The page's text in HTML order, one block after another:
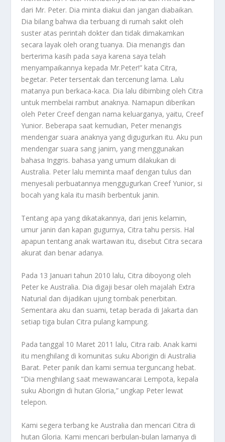
dari Mr. Peter. Dia minta diakui dan jangan diabaikan.
Dia bilang bahwa dia terbuang di rumah sakit oleh
suster atas perintah dokter dan tidak dimakamkan
secara layak oleh orang tuanya. Dia menangis dan
berterima kasih pada saya karena saya telah
menyampaikannya kepada Mr.Peter!” kata Citra,
begetar. Peter tersentak dan tercenung lama. Lalu
matanya pun berkaca-kaca. Dia lalu dibimbing oleh Citra
untuk membelai rambut anaknya. Namapun diberikan
oleh Peter Creef dengan nama keluarganya, yaitu, Creef
Yunior. Beberapa saat kemudian, Peter menangis
mendengar suara anaknya yang digugurkan itu. Aku pun
mendengar suara sang janim, yang menggunakan
bahasa Inggris. bahasa yang umum dilakukan di
Australia. Peter lalu meminta maaf dengan tulus dan
menyesali perbuatannya menggugurkan Creef Yunior, si
bocah yang kala itu masih berbentuk janin.
Tentang apa yang dikatakannya, dari jenis kelamin,
umur janin dan kapan gugurnya, Citra tahu persis. Hal
apapun tentang anak wartawan itu, disebut Citra secara
akurat dan benar adanya.
Pada 13 Januari tahun 2010 lalu, Citra diboyong oleh
Peter ke Australia. Dia digaji besar oleh majalah Extra
Naturial dan dijadikan ujung tombak penerbitan.
Sementara aku dan suami, tetap berada di Jakarta dan
setiap tiga bulan Citra pulang kampung.
Pada tanggal 10 Maret 2011 lalu, Citra raib. Anak kami
itu menghilang di komunitas suku Aborigin di Australia
Barat. Peter panik dan kami semua terguncang hebat.
“Dia menghilang saat mewawancarai Lempota, kepala
suku Aborigin di hutan Gloria,” ungkap Peter lewat
telepon.
Kami segera terbang ke Australia dan mencari Citra di
hutan Gloria. Kami mencari berbulan-bulan lamanya di